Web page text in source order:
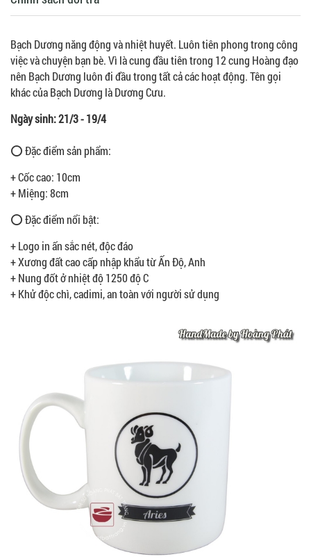
Bạch Dương năng động và nhiệt huyết. Luôn tiên phong trong công
việc và chuyện bạn bè. Vì là cung đầu tiên trong 12 cung Hoàng đạo
nên Bạch Dương luôn đi đầu trong tất cả các hoạt động. Tên gọi
khác của Bạch Dương là Dương Cưu.
Ngày sinh: 21/3 - 19/4
⭕ Đặc điểm sản phẩm:
+ Cốc cao: 10cm
+ Miệng: 8cm
⭕ Đặc điểm nổi bật:
+ Logo in ấn sắc nét, độc đáo
+ Xương đất cao cấp nhập khẩu từ Ấn Độ, Anh
+ Nung đốt ở nhiệt độ 1250 độ C
+ Khử độc chì, cadimi, an toàn với người sử dụng